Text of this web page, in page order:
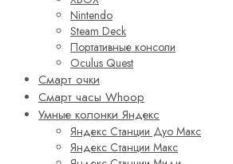
Nintendo
Steam Deck
Портативные консоли
Oculus Quest
Смарт очки
Смарт часы Whoop
Умные колонки Яндекс
Яндекс Станции Дуо Макс
Яндекс Станции Макс